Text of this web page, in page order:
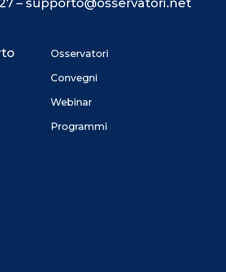
– supporto@osservatori.net
Osservatori
Convegni
Webinar
Programmi